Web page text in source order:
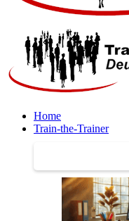
Home
Train-the-Trainer